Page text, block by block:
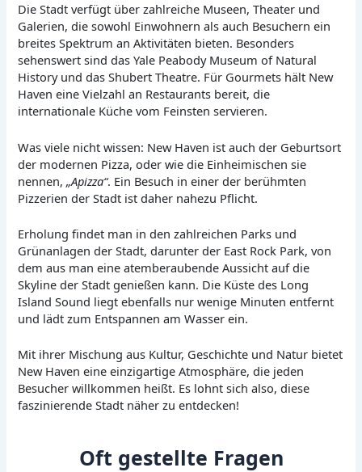
Die Stadt verfügt über zahlreiche Museen, Theater und
Galerien, die sowohl Einwohnern als auch Besuchern ein
breites Spektrum an Aktivitäten bieten. Besonders
sehenswert sind das Yale Peabody Museum of Natural
History und das Shubert Theatre. Für Gourmets hält New
Haven eine Vielzahl an Restaurants bereit, die
internationale Küche vom Feinsten servieren.
Was viele nicht wissen: New Haven ist auch der Geburtsort
der modernen Pizza, oder wie die Einheimischen sie
nennen,„Apizza“. Ein Besuch in einer der berühmten
Pizzerien der Stadt ist daher nahezu Pflicht.
Erholung findet man in den zahlreichen Parks und
Grünanlagen der Stadt, darunter der East Rock Park, von
dem aus man eine atemberaubende Aussicht auf die
Skyline der Stadt genießen kann. Die Küste des Long
Island Sound liegt ebenfalls nur wenige Minuten entfernt
und lädt zum Entspannen am Wasser ein.
Mit ihrer Mischung aus Kultur, Geschichte und Natur bietet
New Haven eine einzigartige Atmosphäre, die jeden
Besucher willkommen heißt. Es lohnt sich also, diese
faszinierende Stadt näher zu entdecken!
Oft gestellte Fragen